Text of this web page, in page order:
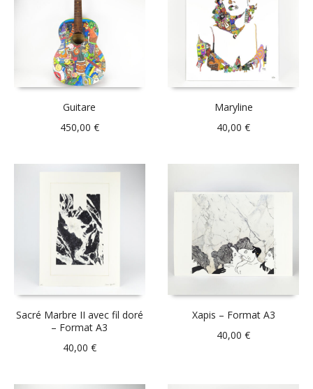
Guitare
450,00 €
Maryline
40,00€
Sacré Marbre II avec fil doré
– Format A3
40,00 €
Xapis – Format A3
40,00€